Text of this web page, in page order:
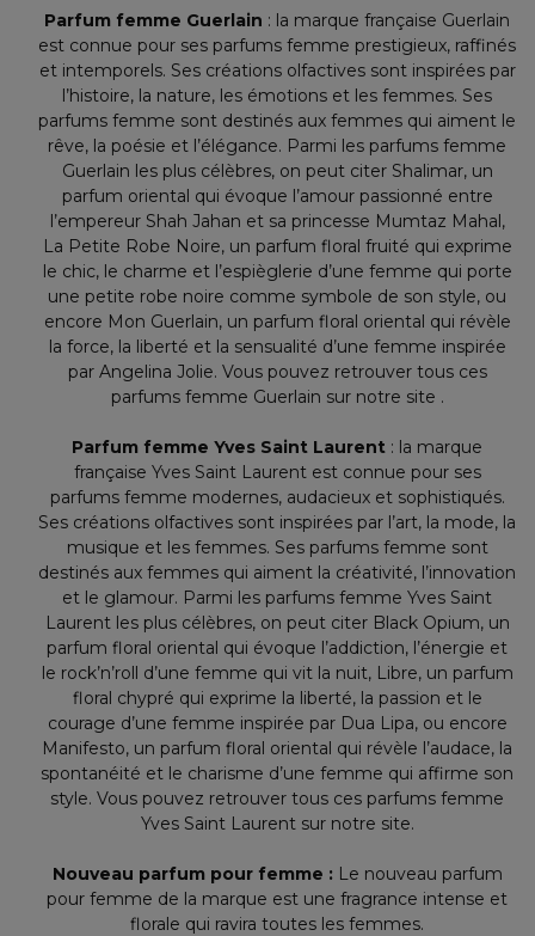
Parfum femme Guerlain : la marque française Guerlain
est connue pour ses parfums femme prestigieux, raffinés
et intemporels. Ses créations olfactives sont inspirées par
l’histoire, la nature, les émotions et les femmes. Ses
parfums femme sont destinés aux femmes qui aiment le
rêve, la poésie et l’élégance. Parmi les parfums femme
Guerlain les plus célèbres, on peut citer Shalimar, un
parfum oriental qui évoque l’amour passionné entre
l’empereur Shah Jahan et sa princesse Mumtaz Mahal,
La Petite Robe Noire, un parfum floral fruité qui exprime
le chic, le charme et l’espièglerie d’une femme qui porte
une petite robe noire comme symbole de son style, ou
encore Mon Guerlain, un parfum floral oriental qui révèle
la force, la liberté et la sensualité d’une femme inspirée
par Angelina Jolie. Vous pouvez retrouver tous ces
parfums femme Guerlain sur notre site .
Parfum femme Yves Saint Laurent : la marque
française Yves Saint Laurent est connue pour ses
parfums femme modernes, audacieux et sophistiqués.
Ses créations olfactives sont inspirées par l’art, la mode, la
musique et les femmes. Ses parfums femme sont
destinés aux femmes qui aiment la créativité, l’innovation
et le glamour. Parmi les parfums femme Yves Saint
Laurent les plus célèbres, on peut citer Black Opium, un
parfum floral oriental qui évoque l’addiction, l’énergie et
le rock’n’roll d’une femme qui vit la nuit, Libre, un parfum
floral chypré qui exprime la liberté, la passion et le
courage d’une femme inspirée par Dua Lipa, ou encore
Manifesto, un parfum floral oriental qui révèle l’audace, la
spontanéité et le charisme d’une femme qui affirme son
style. Vous pouvez retrouver tous ces parfums femme
Yves Saint Laurent sur notre site.
Nouveau parfum pour femme : Le nouveau parfum
pour femme de la marque est une fragrance intense et
florale qui ravira toutes les femmes.